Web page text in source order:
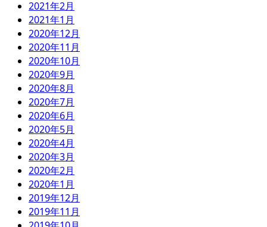
2021年2月
2021年1月
2020年12月
2020年11月
2020年10月
2020年9月
2020年8月
2020年7月
2020年6月
2020年5月
2020年4月
2020年3月
2020年2月
2020年1月
2019年12月
2019年11月